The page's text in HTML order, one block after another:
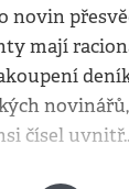
novin
mají
čísel